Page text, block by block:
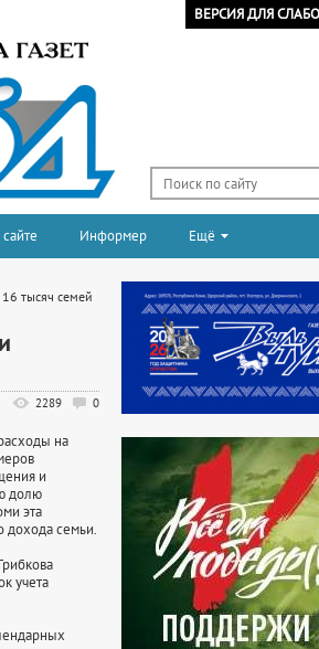
ВЕРСИЯ ДЛЯ
Информер Ещё
тысяч семей
0
2289
на
и
долю
эта
дохода семьи.
учета